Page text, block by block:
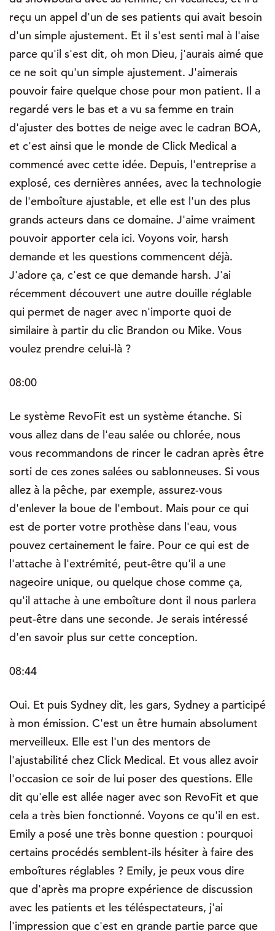
reçu un appel d'un de ses patients qui avait besoin
d'un simple ajustement. Et il s'est senti mal à l'aise
parce qu'il s'est dit, oh mon Dieu, j'aurais aimé que
ce ne soit qu'un simple ajustement. J'aimerais
pouvoir faire quelque chose pour mon patient. Il a
regardé vers le bas et a vu sa femme en train
d'ajuster des bottes de neige avec le cadran BOA,
et c'est ainsi que le monde de Click Medical a
commencé avec cette idée. Depuis, l'entreprise a
explosé, ces dernières années, avec la technologie
de l'emboîture ajustable, et elle est l'un des plus
grands acteurs dans ce domaine. J'aime vraiment
pouvoir apporter cela ici. Voyons voir, harsh
demande et les questions commencent déjà.
J'adore ça, c'est ce que demande harsh. J'ai
récemment découvert une autre douille réglable
qui permet de nager avec n'importe quoi de
similaire à partir du clic Brandon ou Mike. Vous
voulez prendre celui-là ?
08:00
Le système RevoFit est un système étanche. Si
vous allez dans de l'eau salée ou chlorée, nous
vous recommandons de rincer le cadran après être
sorti de ces zones salées ou sablonneuses. Si vous
allez à la pêche, par exemple, assurez-vous
d'enlever la boue de l'embout. Mais pour ce qui
est de porter votre prothèse dans l'eau, vous
pouvez certainement le faire. Pour ce qui est de
l'attache à l'extrémité, peut-être qu'il a une
nageoire unique, ou quelque chose comme ça,
qu'il attache à une emboîture dont il nous parlera
peut-être dans une seconde. Je serais intéressé
d'en savoir plus sur cette conception.
08:44
Oui. Et puis Sydney dit, les gars, Sydney a participé
à mon émission. C'est un être humain absolument
merveilleux. Elle est l'un des mentors de
l'ajustabilité chez Click Medical. Et vous allez avoir
l'occasion ce soir de lui poser des questions. Elle
dit qu'elle est allée nager avec son RevoFit et que
cela a très bien fonctionné. Voyons ce qu'il en est.
Emily a posé une très bonne question : pourquoi
certains procédés semblent-ils hésiter à faire des
emboîtures réglables ? Emily, je peux vous dire
que d'après ma propre expérience de discussion
avec les patients et les téléspectateurs, j'ai
l'impression que c'est en grande partie parce que